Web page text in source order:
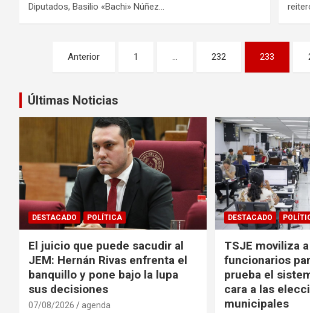
Diputados, Basilio «Bachi» Núñez…
Navegación
entradas
Anterior 1 … 232 233
Últimas Noticias
DESTACADO POLÍTICA
El juicio que puede sacudir al
JEM: Hernán Rivas enfrenta el
banquillo y pone bajo la lupa
sus decisiones
07/08/2026 agenda
DESTACADO
TSJE moviliza
funcionarios
prueba el
cara a las
municipales